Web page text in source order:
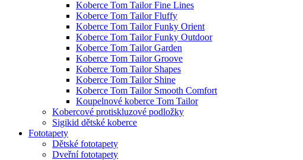
Koberce Tom Tailor Fine Lines
Koberce Tom Tailor Fluffy
Koberce Tom Tailor Funky Orient
Koberce Tom Tailor Funky Outdoor
Koberce Tom Tailor Garden
Koberce Tom Tailor Groove
Koberce Tom Tailor Shapes
Koberce Tom Tailor Shine
Koberce Tom Tailor Smooth Comfort
Koupelnové koberce Tom Tailor
Kobercové protiskluzové podložky
Sigikid dětské koberce
Fototapety
Dětské fototapety
Dveřní fototapety